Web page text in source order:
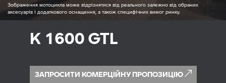
Зображення мотоцикла може відрізнятися від реального залежно від обраних
аксесуарів і додаткового оснащення, а також специфічних вимог ринку.
K 1600 GTL
ЗАПРОСИТИ КОМЕРЦІЙНУ ПРОПОЗИЦІЮ